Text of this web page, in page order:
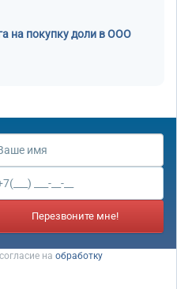
на покупку доли в ООО
Перезвоните мне!
на обработку